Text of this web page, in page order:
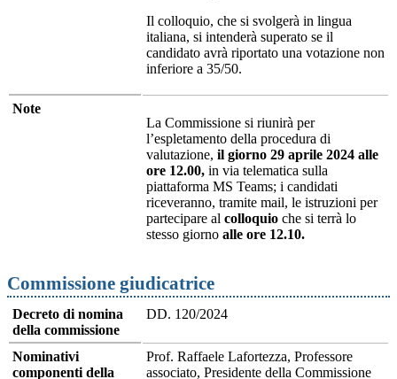
Il colloquio, che si svolgerà in lingua
italiana, si intenderà superato se il
candidato avrà riportato una votazione non
inferiore a 35/50.
Note
La Commissione si riunirà per
l’espletamento della procedura di
valutazione, il giorno 29 aprile 2024 alle
ore 12.00, in via telematica sulla
piattaforma MS Teams; i candidati
riceveranno, tramite mail, le istruzioni per
partecipare al colloquio che si terrà lo
stesso giorno alle ore 12.10.
Commissione giudicatrice
Decreto di nomina
della commissione
DD. 120/2024
Nominativi
componenti della
Prof. Raffaele Lafortezza, Professore
associato, Presidente della Commissione